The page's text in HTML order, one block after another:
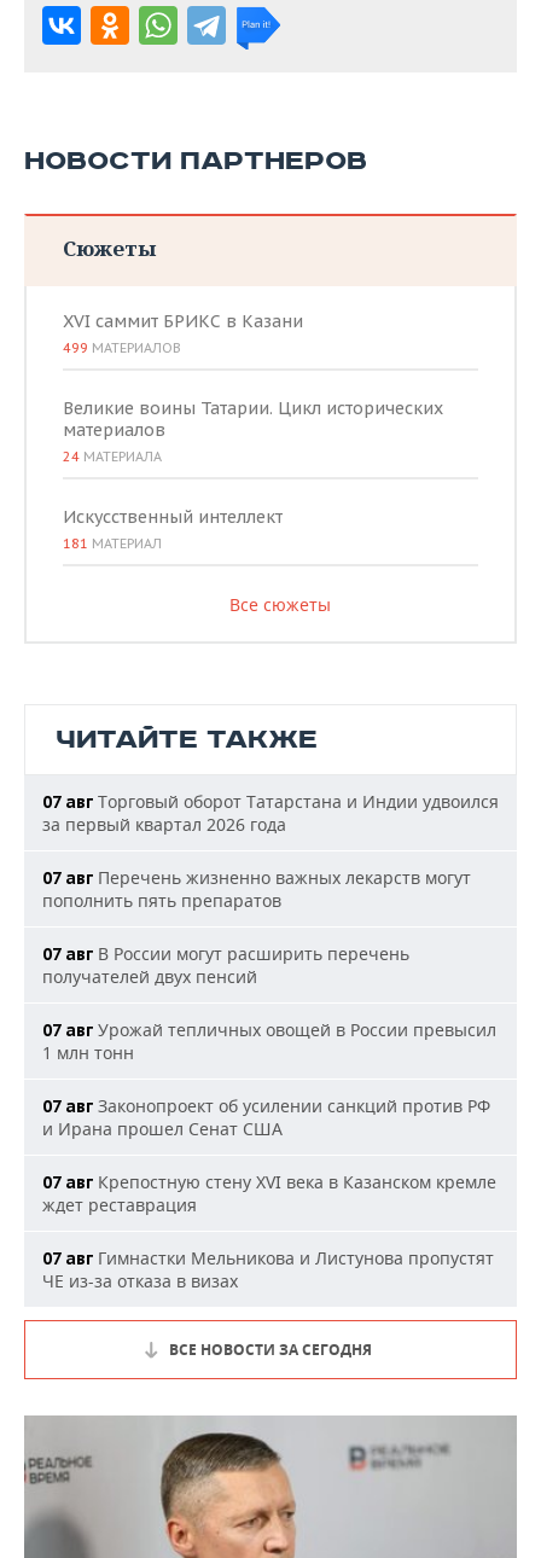
НОВОСТИ ПАРТНЕРОВ
Сюжеты
XVI саммит БРИКС в Казани
499 МАТЕРИАЛОВ
Великие воины Татарии. Цикл исторических
материалов
24 МАТЕРИАЛА
Искусственный интеллект
181 МАТЕРИАЛ
Все сюжеты
ЧИТАЙТЕ ТАКЖЕ
07 авг Торговый оборот Татарстана и Индии удвоился
за первый квартал 2026 года
07 авг Перечень жизненно важных лекарств могут
пополнить пять препаратов
07 авг В России могут расширить перечень
получателей двух пенсий
07 авг Урожай тепличных овощей в России превысил
1 млн тонн
07 авг Законопроект об усилении санкций против РФ
и Ирана прошел Сенат США
07 авг Крепостную стену XVI века в Казанском кремле
ждет реставрация
07 авг Гимнастки Мельникова и Листунова пропустят
ЧЕ из-за отказа в визах
ВСЕ НОВОСТИ ЗА СЕГОДНЯ